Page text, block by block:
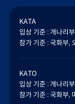
KATA
입상 기준 : 개나리
참가 기준 : 국화부,
KATO
입상 기준 : 개나리
참가 기준 : 국화부,